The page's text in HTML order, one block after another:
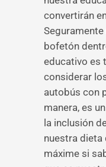
convertirán
Seguramente
bofetón
educativo es
considerar
autobús con
manera, es
la inclusión
nuestra dieta
máxime si